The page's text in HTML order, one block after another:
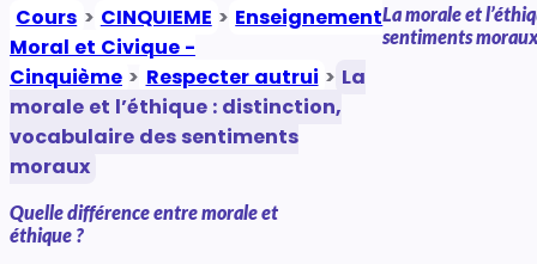
Cours > CINQUIEME > Enseignement
Moral et Civique -
Cinquième > Respecter autrui > La
morale et l’éthique : distinction,
vocabulaire des sentiments
moraux
La morale et
sentiments
Quelle différence entre morale et
éthique ?